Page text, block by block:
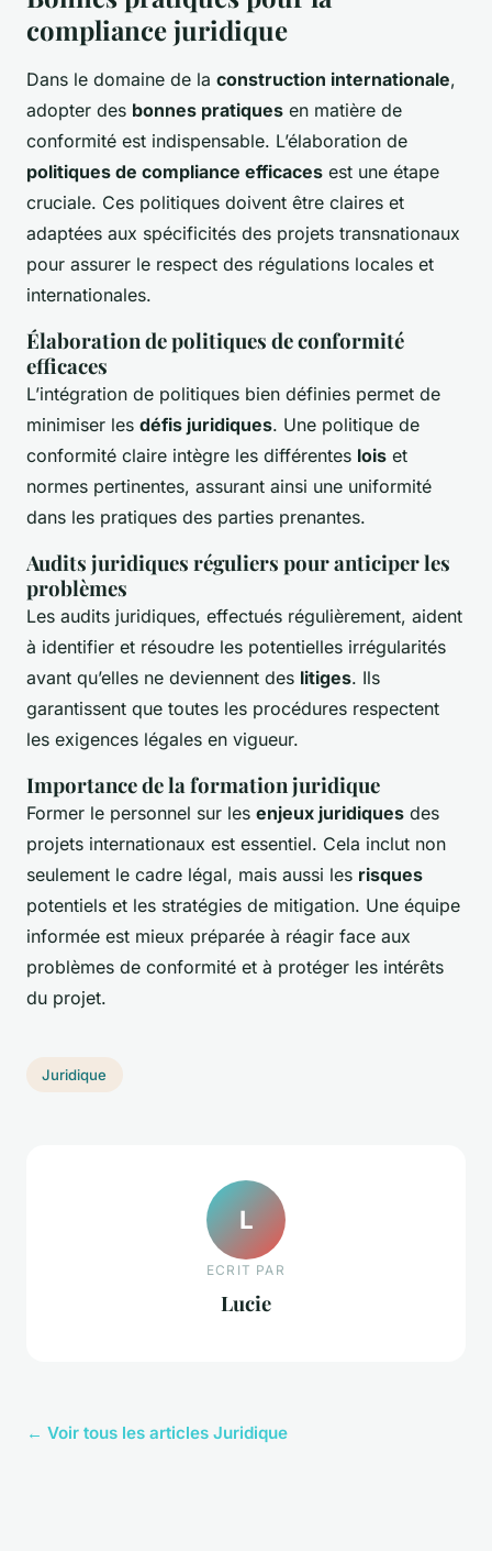
compliance juridique
Dans le domaine de la construction internationale,
adopter des bonnes pratiques en matière de
conformité est indispensable. L’élaboration de
politiques de compliance efficaces est une étape
cruciale. Ces politiques doivent être claires et
adaptées aux spécificités des projets transnationaux
pour assurer le respect des régulations locales et
internationales.
Élaboration de politiques de conformité
efficaces
L’intégration de politiques bien définies permet de
minimiser les défis juridiques. Une politique de
conformité claire intègre les différentes lois et
normes pertinentes, assurant ainsi une uniformité
dans les pratiques des parties prenantes.
Audits juridiques réguliers pour anticiper les
problèmes
Les audits juridiques, effectués régulièrement, aident
à identifier et résoudre les potentielles irrégularités
avant qu’elles ne deviennent des litiges. Ils
garantissent que toutes les procédures respectent
les exigences légales en vigueur.
Importance de la formation juridique
Former le personnel sur les enjeux juridiques des
projets internationaux est essentiel. Cela inclut non
seulement le cadre légal, mais aussi les risques
potentiels et les stratégies de mitigation. Une équipe
informée est mieux préparée à réagir face aux
problèmes de conformité et à protéger les intérêts
du projet.
Juridique
L
ECRIT PAR
Lucie
← Voir tous les articles Juridique